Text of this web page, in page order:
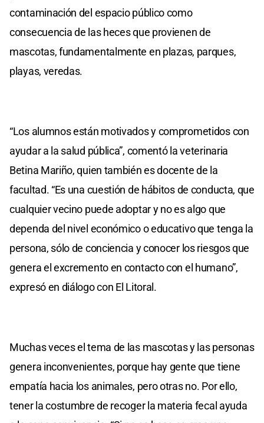
contaminación del espacio público como
consecuencia de las heces que provienen de
mascotas, fundamentalmente en plazas, parques,
playas, veredas.
“Los alumnos están motivados y comprometidos con
ayudar a la salud pública”, comentó la veterinaria
Betina Mariño, quien también es docente de la
facultad. “Es una cuestión de hábitos de conducta, que
cualquier vecino puede adoptar y no es algo que
dependa del nivel económico o educativo que tenga la
persona, sólo de conciencia y conocer los riesgos que
genera el excremento en contacto con el humano”,
expresó en diálogo con El Litoral.
Muchas veces el tema de las mascotas y las personas
genera inconvenientes, porque hay gente que tiene
empatía hacia los animales, pero otras no. Por ello,
tener la costumbre de recoger la materia fecal ayuda